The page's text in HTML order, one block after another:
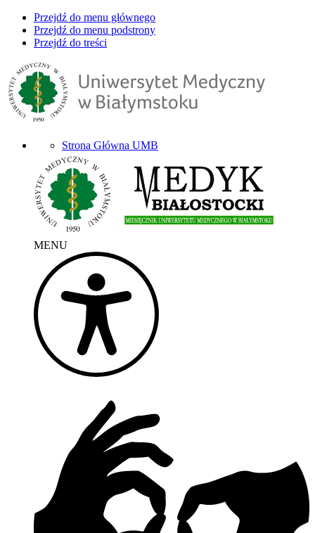
Przejdź do menu głównego
Przejdź do menu podstrony
Przejdź do treści
Strona Główna UMB
MENU